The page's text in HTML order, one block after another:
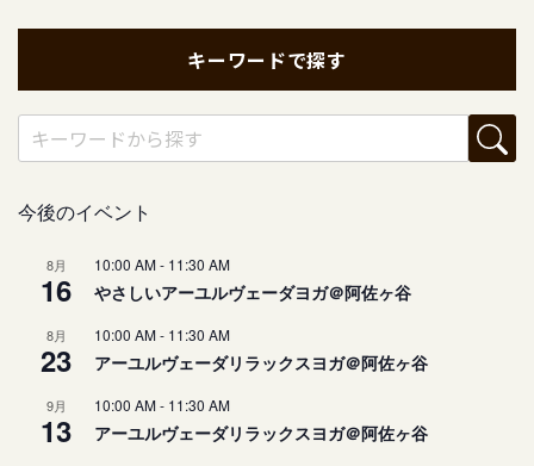
キーワードで探す
今後のイベント
8月
16
10:00 AM- 11:30 AM
やさしいアーユルヴェーダヨガ＠阿佐ヶ谷
8月
23
10:00 AM- 11:30 AM
アーユルヴェーダリラックスヨガ＠阿佐ヶ谷
9月
13
10:00 AM- 11:30 AM
アーユルヴェーダリラックスヨガ＠阿佐ヶ谷